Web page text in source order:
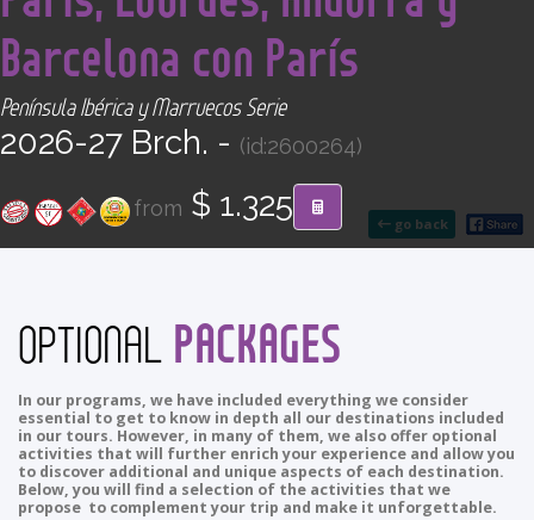
CONTACT
go back
Barcelona con París
Península Ibérica y Marruecos Serie
2026-27 Brch. - (id:2600264)
from $ 1.325
OPTIONAL PACKAGES
In our programs, we have included everything we consider
essential to get to know in depth all our destinations included
in our tours. However, in many of them, we also offer optional
activities that will further enrich your experience and allow you
to discover additional and unique aspects of each destination.
Below, you will find a selection of the activities that we
propose to complement your trip and make it unforgettable.